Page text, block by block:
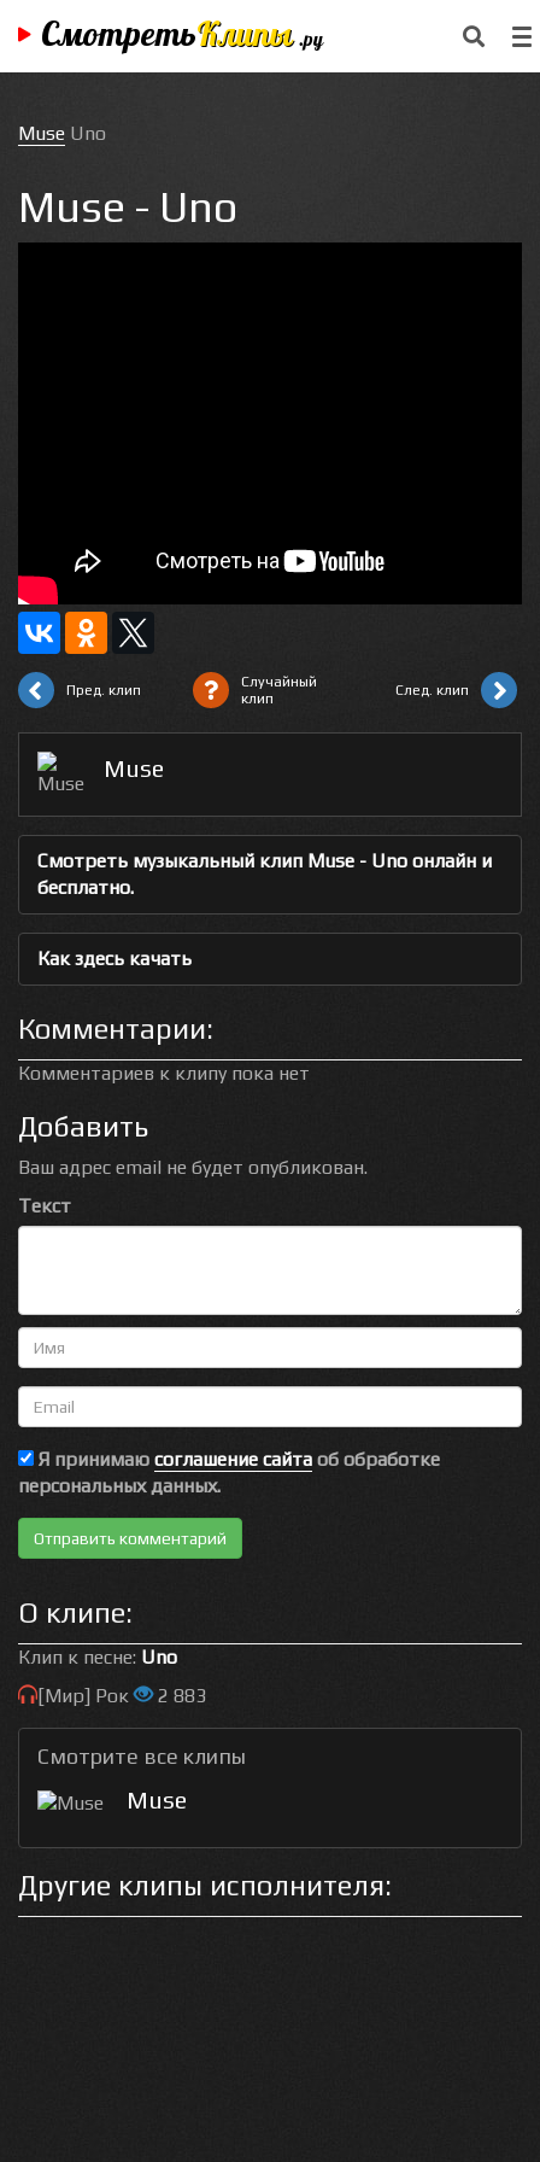
СмотретьКлипы .ру
Muse Uno
Muse - Uno
Пред. клип
Случайный
клип
След. клип
Muse
Смотреть музыкальный клип Muse - Uno онлайн и
бесплатно.
Как здесь качать
Комментарии:
Комментариев к клипу пока нет
Добавить
Ваш адрес email не будет опубликован.
Текст
Имя
Email
Я принимаю соглашение сайта об обработке
персональных данных.
О клипе:
Клип к песне: Uno
[Мир] Рок
2 883
Смотрите все клипы
Muse
Другие клипы исполнителя: